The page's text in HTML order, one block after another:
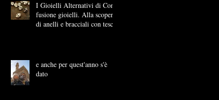
I Gioielli Alternativi di Con-
fusione gioielli. Alla scoperta
di anelli e bracciali con teschi
e anche per quest'anno s'è
dato